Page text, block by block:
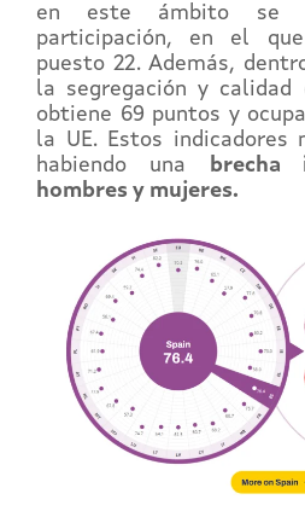
en este ámbito se
participación, en el
puesto 22. Además,
la segregación y
obtiene 69 puntos y
la UE. Estos indicadores
habiendo una
brecha
hombres y mujeres.